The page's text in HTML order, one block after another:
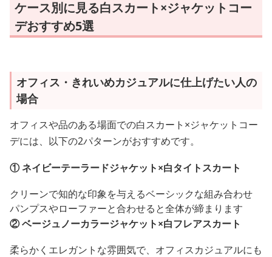
ケース別に見る白スカート×ジャケットコー
デおすすめ5選
オフィス・きれいめカジュアルに仕上げたい人の
場合
オフィスや品のある場面での白スカート×ジャケットコー
デには、以下の2パターンがおすすめです。
① ネイビーテーラードジャケット×白タイトスカート
クリーンで知的な印象を与えるベーシックな組み合わせ
パンプスやローファーと合わせると全体が締まります
② ベージュノーカラージャケット×白フレアスカート
柔らかくエレガントな雰囲気で、オフィスカジュアルにも